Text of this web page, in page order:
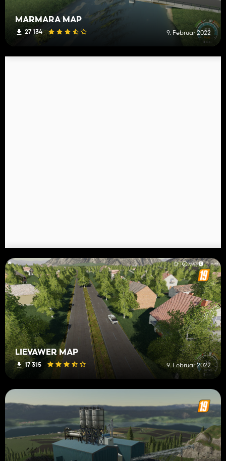
MARMARA MAP
27 134 9. Februar 2022
LIEVAWER MAP
17 315 9. Februar 2022